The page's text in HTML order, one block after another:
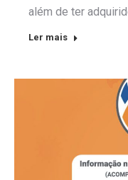
além de ter
Ler mais